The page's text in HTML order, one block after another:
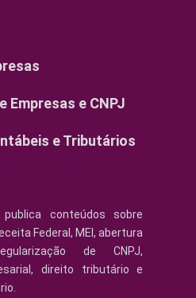
Empresas e CNPJ
e Tributários
conteúdos sobre
Federal, MEI, abertura
de CNPJ,
direito tributário e